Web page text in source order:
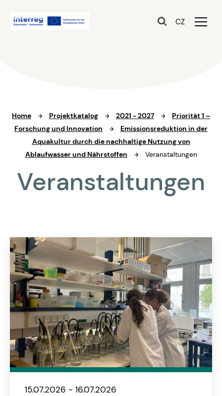
CZ
Home Projektkatalog 2021 - 2027
Priorität 1 –
Forschung und Innovation
Emissionsreduktion in der
Aquakultur durch die nachhaltige Nutzung von
Ablaufwasser und Nährstoffen
Veranstaltungen
Veranstaltungen
15.07.2026 - 16.07.2026